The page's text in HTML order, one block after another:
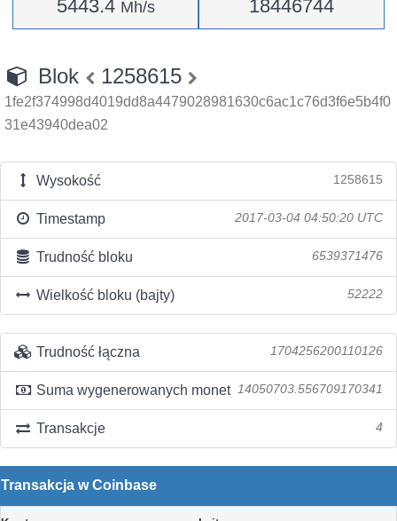
5443.4 Mh/s 18446744
Blok 1258615
1fe2f374998d4019dd8a4479028981630c6ac1c76d3f6e5b4f0
31e43940dea02
Wysokość 1258615
Timestamp 2017-03-04 04:50:20 UTC
Trudność bloku 6539371476
Wielkość bloku (bajty) 52222
Trudność łączna 1704256200110126
Suma wygenerowanych monet 14050703.556709170341
Transakcje 4
Transakcja w Coinbase